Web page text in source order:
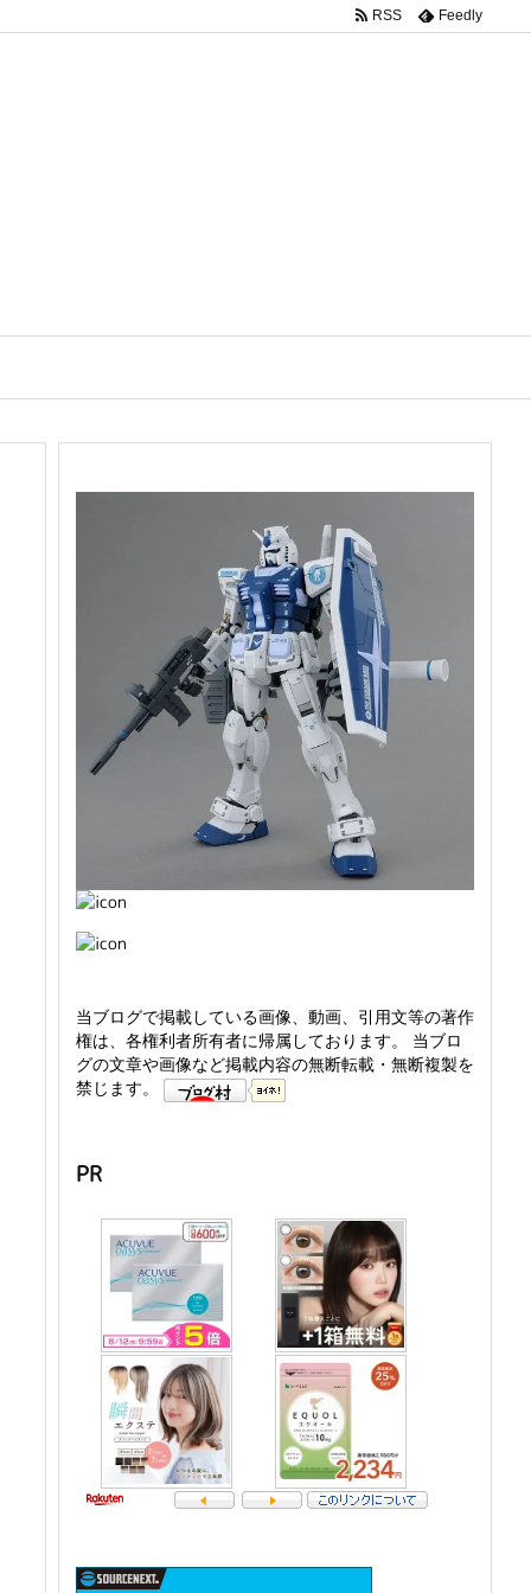
RSS Feedly
当ブログで掲載している画像、動画、引用文等の著作
権は、各権利者所有者に帰属しております。 当ブロ
グの文章や画像など掲載内容の無断転載・無断複製を
禁じます。
PR